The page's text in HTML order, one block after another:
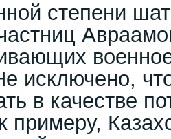
степени
исключено,
в качестве
примеру,